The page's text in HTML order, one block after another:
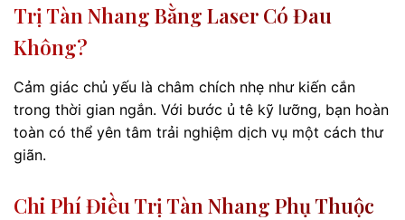
Trị Tàn Nhang Bằng Laser Có Đau
Không?
Cảm giác chủ yếu là châm chích nhẹ như kiến cắn
trong thời gian ngắn. Với bước ủ tê kỹ lưỡng, bạn hoàn
toàn có thể yên tâm trải nghiệm dịch vụ một cách thư
giãn.
Chi Phí Điều Trị Tàn Nhang Phụ Thuộc